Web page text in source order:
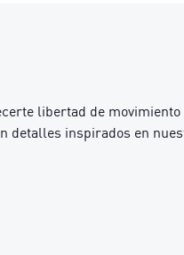
libertad de
detalles inspirados en